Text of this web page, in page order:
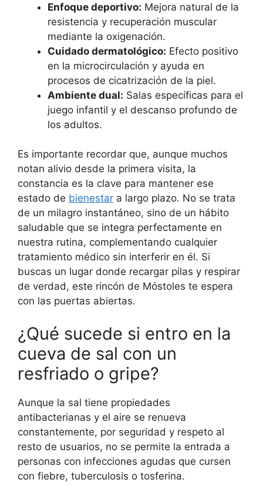
Enfoque deportivo: Mejora natural de la
resistencia y recuperación muscular
mediante la oxigenación.
Cuidado dermatológico: Efecto positivo
en la microcirculación y ayuda en
procesos de cicatrización de la piel.
Ambiente dual: Salas específicas para el
juego infantil y el descanso profundo de
los adultos.
Es importante recordar que, aunque muchos
notan alivio desde la primera visita, la
constancia es la clave para mantener ese
estado de bienestar a largo plazo. No se trata
de un milagro instantáneo, sino de un hábito
saludable que se integra perfectamente en
nuestra rutina, complementando cualquier
tratamiento médico sin interferir en él. Si
buscas un lugar donde recargar pilas y respirar
de verdad, este rincón de Móstoles te espera
con las puertas abiertas.
¿Qué sucede si entro en la
cueva de sal con un
resfriado o gripe?
Aunque la sal tiene propiedades
antibacterianas y el aire se renueva
constantemente, por seguridad y respeto al
resto de usuarios, no se permite la entrada a
personas con infecciones agudas que cursen
con fiebre, tuberculosis o tosferina.